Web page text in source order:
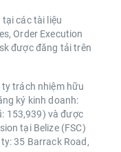
các tài liệu
Order Execution
được đăng tải trên
trách nhiệm hữu
ký kinh doanh:
153,939) và được
tại Belize (FSC)
35 Barrack Road,